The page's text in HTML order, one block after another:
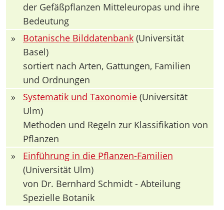
der Gefäßpflanzen Mitteleuropas und ihre
Bedeutung
»
Botanische Bilddatenbank (Universität
Basel)
sortiert nach Arten, Gattungen, Familien
und Ordnungen
»
Systematik und Taxonomie (Universität
Ulm)
Methoden und Regeln zur Klassifikation von
Pflanzen
»
Einführung in die Pflanzen-Familien
(Universität Ulm)
von Dr. Bernhard Schmidt - Abteilung
Spezielle Botanik